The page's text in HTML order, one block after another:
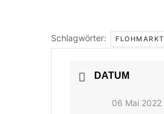
Schlagwörter: FLOHMARKT
DATUM
06 Mai 2022